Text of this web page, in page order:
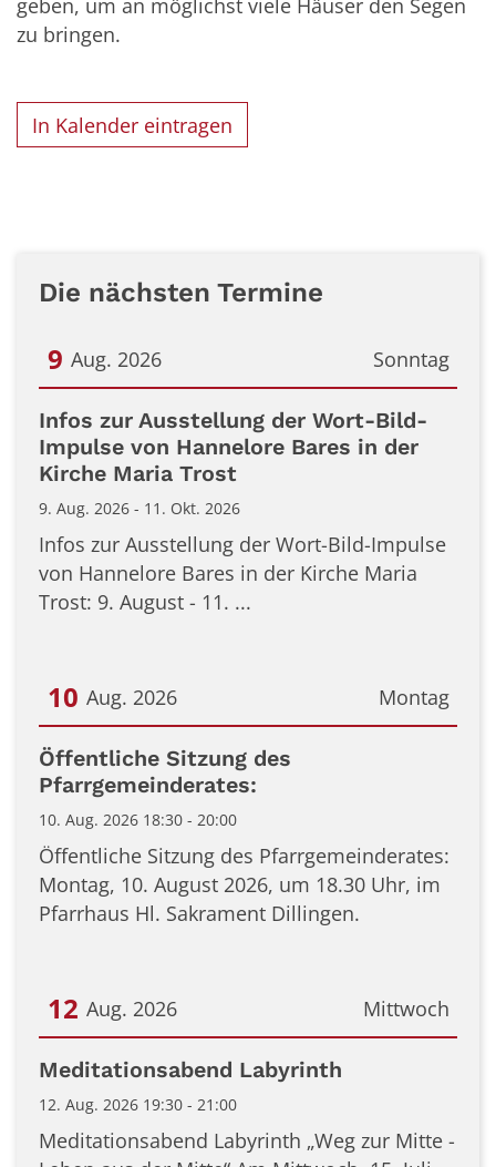
geben, um an möglichst viele Häuser den Segen
zu bringen.
In Kalender eintragen
Die nächsten Termine
Sonntag
9 Aug. 2026
Datum: 9. August 2026
Infos zur Ausstellung der Wort-Bild-
Impulse von Hannelore Bares in der
Kirche Maria Trost
9. Aug. 2026 - 11. Okt. 2026
Infos zur Ausstellung der Wort-Bild-Impulse
von Hannelore Bares in der Kirche Maria
Trost: 9. August - 11. ...
Montag
10 Aug. 2026
Datum: 10. August 2026
Öffentliche Sitzung des
Pfarrgemeinderates:
10. Aug. 2026 18:30 - 20:00
Öffentliche Sitzung des Pfarrgemeinderates:
Montag, 10. August 2026, um 18.30 Uhr, im
Pfarrhaus Hl. Sakrament Dillingen.
Mittwoch
12 Aug. 2026
Datum: 12. August 2026
Meditationsabend Labyrinth
12. Aug. 2026 19:30 - 21:00
Meditationsabend Labyrinth „Weg zur Mitte -